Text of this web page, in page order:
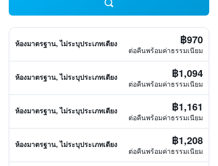
ห้องมาตรฐาน, ไม่ระบุประเภทเตียง ฿970
ต่อคืนพร้อมค่าธรรมเนียม
ห้องมาตรฐาน, ไม่ระบุประเภทเตียง ฿1,094
ต่อคืนพร้อมค่าธรรมเนียม
ห้องมาตรฐาน, ไม่ระบุประเภทเตียง ฿1,161
ต่อคืนพร้อมค่าธรรมเนียม
ห้องมาตรฐาน, ไม่ระบุประเภทเตียง ฿1,208
ต่อคืนพร้อมค่าธรรมเนียม